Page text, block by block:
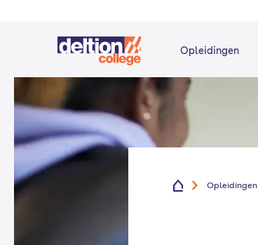
Opleidingen
Opleidingen